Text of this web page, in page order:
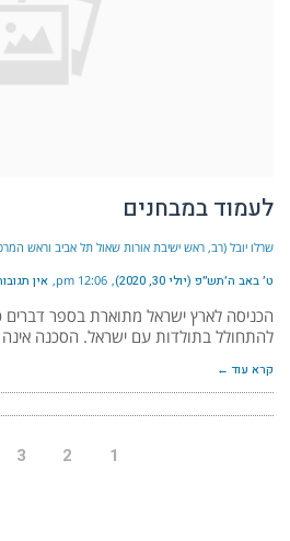
לעמוד במבחנים
שרלו יובל (רב, ראש ישיבת אורות שאול תל אביב וראש
ט׳ באב ה׳תש״פ (יולי 30, 2020) 12:06 pm אין
הכניסה לארץ ישראל מתוארת בספר דברים
להתחולל בתולדות עם ישראל. הסכנה
קרא עוד ←
1
2
3